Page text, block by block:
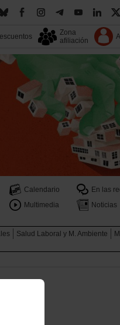
Zona
afiliación
Calendario
En las
Multimedia
Noticias
Salud Laboral y M. Ambiente